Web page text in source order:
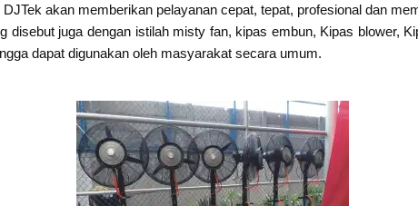
akan memberikan pelayanan cepat, tepat, profesional dan
disebut juga dengan istilah misty fan, kipas embun, Kipas blower,
dapat digunakan oleh masyarakat secara umum.